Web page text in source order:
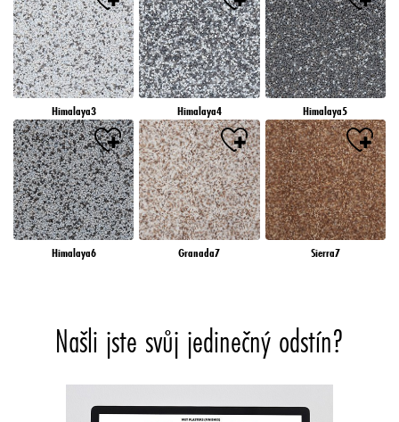
Himalaya3 Himalaya4 Himalaya5
Himalaya6 Granada7 Sierra7
Našli jste svůj jedinečný odstín?